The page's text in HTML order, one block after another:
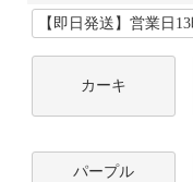
カーキ
パープル